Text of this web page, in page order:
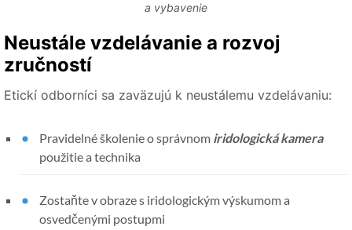
​​a vybavenie
Neustále vzdelávanie a rozvoj
zručností
Etickí odborníci sa zaväzujú k neustálemu vzdelávaniu:
Pravidelné školenie o správnom iridologická kamera
použitie a technika
Zostaňte v obraze s iridologickým výskumom a
osvedčenými postupmi